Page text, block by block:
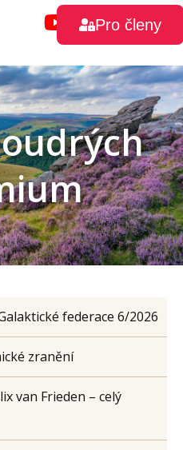
Pro členy
federace 6/2026
zranění
van Frieden – celý